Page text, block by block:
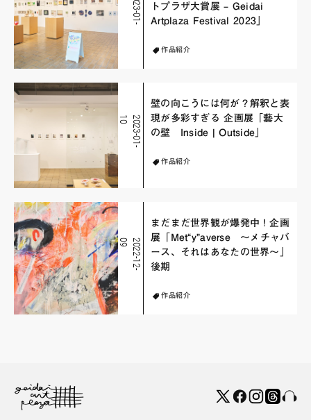
2
0
2
3
-
0
1
-
3
トプラザ大賞展 – Geidai
Artplaza Festival 2023」
作品紹介
2
0
2
3
-
0
1
-
1
0
壁の向こうには何が？解釈と表
現が多彩すぎる 企画展「藝大
の壁 Inside | Outside」
作品紹介
2
0
2
2
-
1
2
-
0
9
まだまだ世界観が爆発中！企画
展「Met“y”averse ～メチャバ
ース、それはあなたの世界～」
後期
作品紹介